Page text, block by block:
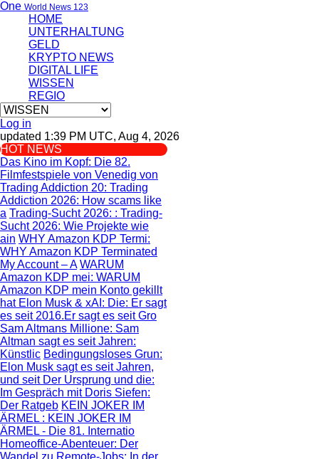
One World News 123
HOME
UNTERHALTUNG
GELD
KRYPTO NEWS
DIGITAL LIFE
WISSEN
REGIO
Log in
updated 1:39 PM UTC, Aug 4, 2026
HOT NEWS
Das Kino im Kopf: Die 82.
Filmfestspiele von Venedig von
Trading Addiction 20: Trading
Addiction 2026: How scams like
a Trading-Sucht 2026: : Trading-
Sucht 2026: Wie Projekte wie
ain WHY Amazon KDP Termi:
WHY Amazon KDP Terminated
My Account – A WARUM
Amazon KDP mei: WARUM
Amazon KDP mein Konto gekillt
hat Elon Musk & xAI: Die: Er sagt
es seit 2016.Er sagt es seit Gro
Sam Altmans Millione: Sam
Altman sagt es seit Jahren:
Künstlic Bedingungsloses Grun:
Elon Musk sagt es seit Jahren,
und seit Der Ursprung und die:
Im Gespräch mit Doris Siefen:
Der Ratgeb KEIN JOKER IM
ÄRMEL : KEIN JOKER IM
ÄRMEL - Die 81. Internatio
Homeoffice-Abenteuer: Der
Wandel zu Remote-Jobs: In der